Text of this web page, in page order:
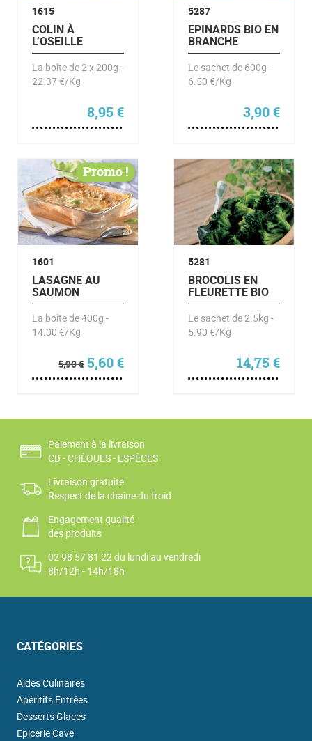
1615
COLIN À
L’OSEILLE
La boîte de 2 x 200g -
22.37 €/Kg
8,95€
5287
EPINARDS BIO EN
BRANCHE
Le sachet de 600g -
6.50 €/Kg
3,90€
Promo !
1601
LASAGNE AU
SAUMON
La boîte de 400g -
14.00 €/Kg
5,90€ Le prix initial était : 5,90 €.
5,60€Le prix actuel est : 5,60 €.
5281
BROCOLIS EN
FLEURETTE BIO
Le sachet de 2.5kg -
5.90 €/Kg
14,75€
Paiement à la livraison
CB - CHÈQUES - ESPÈCES
Livraison gratuite
Respect de la chaîne du froid
Engagement qualité
des produits
02 98 57 81 22 du lundi au vendredi
8h/12h - 14h/18h
CATÉGORIES
Aides Culinaires
Apéritifs Entrées
Desserts Glaces
Epicerie Cave